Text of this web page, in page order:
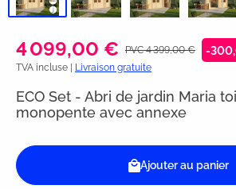
4 099,00 € PVC 4 399,00 € -
TVA incluse | Livraison gratuite
ECO Set - Abri de jardin Maria
monopente avec annexe
Ajouter au panier